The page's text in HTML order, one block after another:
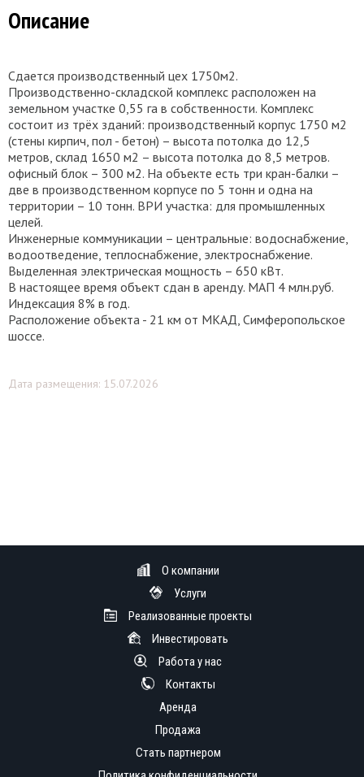
Описание
Сдается производственный цех 1750м2.
Производственно-складской комплекс расположен на
земельном участке 0,55 га в собственности. Комплекс
состоит из трёх зданий: производственный корпус 1750 м2
(стены кирпич, пол - бетон) – высота потолка до 12,5
метров, склад 1650 м2 – высота потолка до 8,5 метров.
офисный блок – 300 м2. На объекте есть три кран-балки –
две в производственном корпусе по 5 тонн и одна на
территории – 10 тонн. ВРИ участка: для промышленных
целей.
Инженерные коммуникации – центральные: водоснабжение,
водоотведение, теплоснабжение, электроснабжение.
Выделенная электрическая мощность – 650 кВт.
В настоящее время объект сдан в аренду. МАП 4 млн.руб.
Индексация 8% в год.
Расположение объекта - 21 км от МКАД, Симферопольское
шоссе.
Дата размещения: 15.07.2026
О компании
Услуги
Реализованные проекты
Инвестировать
Работа у нас
Контакты
Аренда
Продажа
Стать партнером